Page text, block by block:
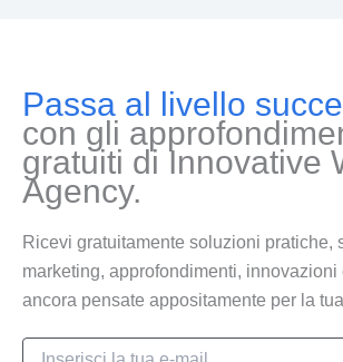
Passa al livello
con gli
gratuiti di Innovative
Agency.
Ricevi gratuitamente soluzioni pratiche,
marketing, approfondimenti, innovazioni
ancora pensate appositamente per la